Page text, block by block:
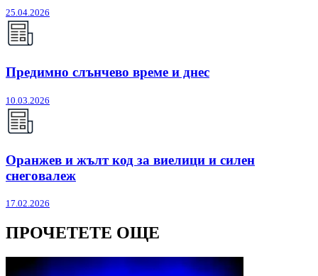
25.04.2026
Предимно слънчево време и днес
10.03.2026
Оранжев и жълт код за виелици и силен
снеговалеж
17.02.2026
ПРОЧЕТЕТЕ ОЩЕ